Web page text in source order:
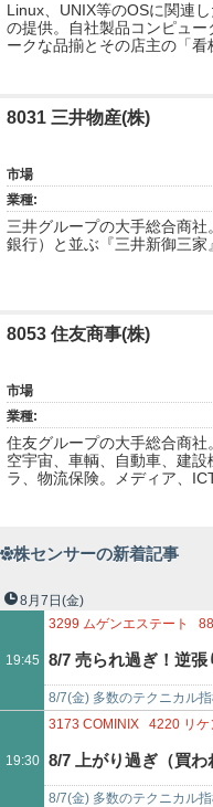
Linux、UNIX等のOSに関連
の提供。自社製品コンピュ
ークな品揃とその店主の「看
8031 三井物産(株)
市場
業種:
三井グループの大手総合商
銀行）と並ぶ『三井新御三家
8053 住友商事(株)
市場
業種:
住友グループの大手総合商
空宇宙、車輌、自動車、建
ラ、物流保険。メディア、
品・エレクトロニクス、ラ
株センサーの新着記事
8月7日 (金)
19:45
3299 ムゲンエステート
バルニバービ 4310
8115 ムーンバット 2440
5644メタルアート 6085
8/7 売られ過ぎ！逆
8/7(金) 多数のテクニカル
柄！「ムゲンエステート
19:30
3173 COMINIX 4220 リ
ユニソルホールディ
オカモト 3422J－
4234サンエー化研
8/7 上がり過ぎ（買
8/7(金) 多数のテクニカル